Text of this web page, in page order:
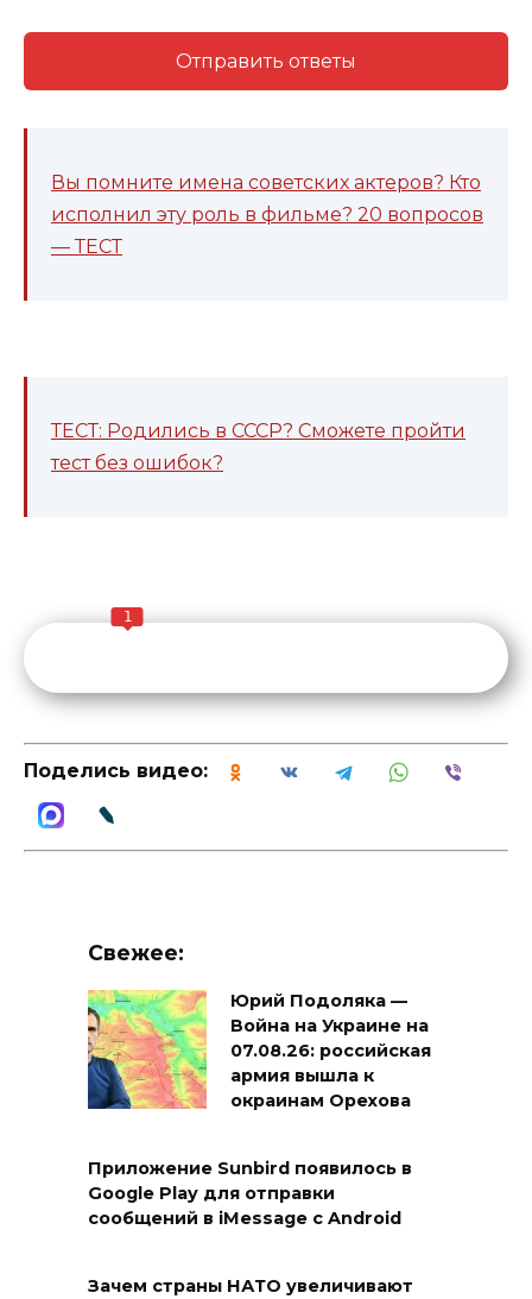
Отправить ответы
Вы помните имена советских актеров? Кто
исполнил эту роль в фильме? 20 вопросов
— ТЕСТ
ТЕСТ: Родились в СССР? Сможете пройти
тест без ошибок?
1
Поделись видео:
Свежее:
Юрий Подоляка —
Война на Украине на
07.08.26: российская
армия вышла к
окраинам Орехова
Приложение Sunbird появилось в
Google Play для отправки
сообщений в iMessage с Android
Зачем страны НАТО увеличивают